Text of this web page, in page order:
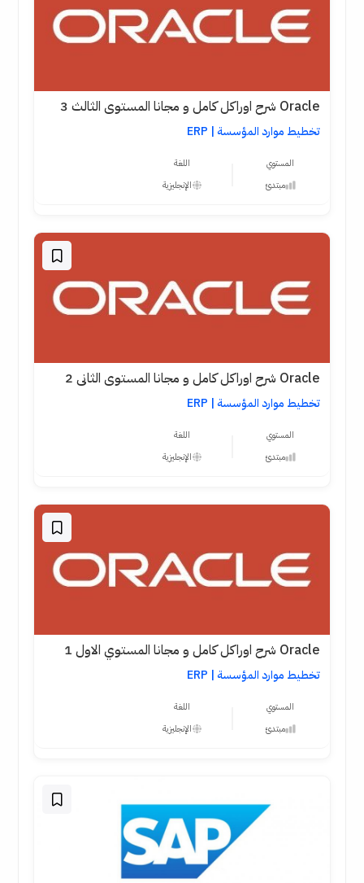
Oracle شرح اوراكل كامل و مجانا المستوى الثالث 3
تخطيط موارد المؤسسة | ERP
المستوي
مبتدئ
اللغة
الإنجليزية
Oracle شرح اوراكل كامل و مجانا المستوى الثانى 2
تخطيط موارد المؤسسة | ERP
المستوي
مبتدئ
اللغة
الإنجليزية
Oracle شرح اوراكل كامل و مجانا المستوي الاول 1
تخطيط موارد المؤسسة | ERP
المستوي
مبتدئ
اللغة
الإنجليزية